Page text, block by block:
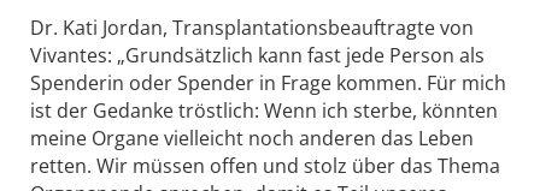
Dr. Kati Jordan, Transplantationsbeauftragte von
Vivantes: „Grundsätzlich kann fast jede Person als
Spenderin oder Spender in Frage kommen. Für mich
ist der Gedanke tröstlich: Wenn ich sterbe, könnten
meine Organe vielleicht noch anderen das Leben
retten. Wir müssen offen und stolz über das Thema